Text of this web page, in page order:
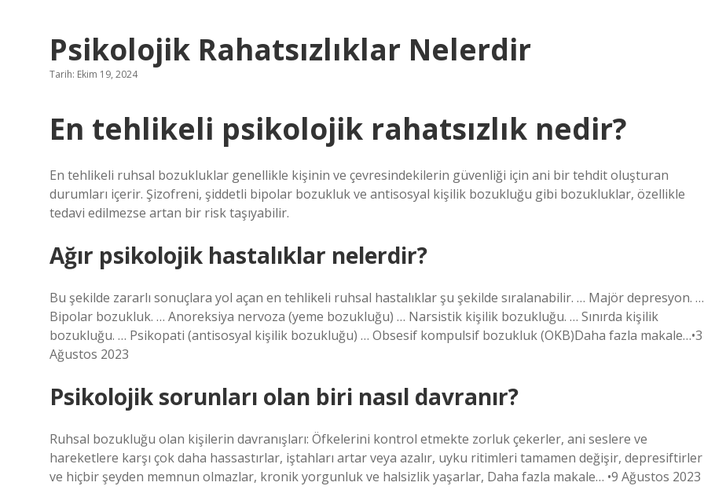
Psikolojik Rahatsızlıklar Nelerdir
Tarih: Ekim 19, 2024
En tehlikeli psikolojik rahatsızlık nedir?
En tehlikeli ruhsal bozukluklar genellikle kişinin ve çevresindekilerin güvenliği için ani bir tehdit oluşturan
durumları içerir. Şizofreni, şiddetli bipolar bozukluk ve antisosyal kişilik bozukluğu gibi bozukluklar, özellikle
tedavi edilmezse artan bir risk taşıyabilir.
Ağır psikolojik hastalıklar nelerdir?
Bu şekilde zararlı sonuçlara yol açan en tehlikeli ruhsal hastalıklar şu şekilde sıralanabilir. … Majör depresyon. …
Bipolar bozukluk. … Anoreksiya nervoza (yeme bozukluğu) … Narsistik kişilik bozukluğu. … Sınırda kişilik
bozukluğu. … Psikopati (antisosyal kişilik bozukluğu) … Obsesif kompulsif bozukluk (OKB)Daha fazla makale…•3
Ağustos 2023
Psikolojik sorunları olan biri nasıl davranır?
Ruhsal bozukluğu olan kişilerin davranışları: Öfkelerini kontrol etmekte zorluk çekerler, ani seslere ve
hareketlere karşı çok daha hassastırlar, iştahları artar veya azalır, uyku ritimleri tamamen değişir, depresiftirler
ve hiçbir şeyden memnun olmazlar, kronik yorgunluk ve halsizlik yaşarlar, Daha fazla makale… •9 Ağustos 2023